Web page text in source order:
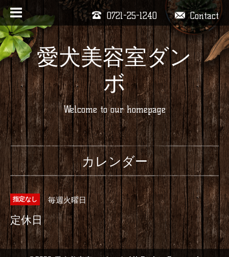
Contact
0721-25-1240
愛犬美容室ダン
ボ
Welcome to our homepage
カレンダー
指定なし 毎週火曜日
定休日